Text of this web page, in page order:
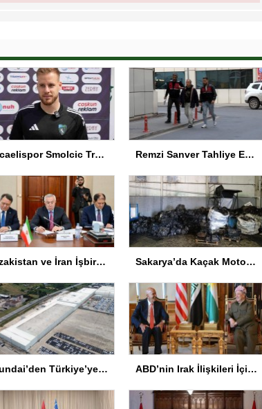
Kocaelispor Smolcic Transferini Durdurdu Remzi Sanver Tahliye Edildi
Kazakistan ve İran İşbirliği Geliştiriliyor Sakarya’da Kaçak Motor Parçası Operasyonu
Hyundai’den Türkiye’ye 715 milyon euro değerinde yatırım hamlesi ABD’nin Irak İlişkileri İçin Kritik Görüşmeler